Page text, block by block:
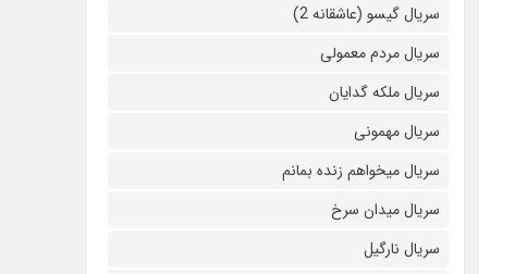
سریال گیسو (عاشقانه 2)
سریال مردم معمولی
سریال ملکه گدایان
سریال مهمونی
سریال میخواهم زنده بمانم
سریال میدان سرخ
سریال نارگیل